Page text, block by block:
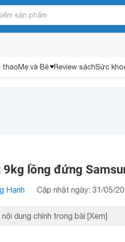
thaoMẹ và Bé Review sáchSức
9kg lồng đứng
Hạnh Cập nhật ngày: 31/05/
dung chính trong bài [Xem]